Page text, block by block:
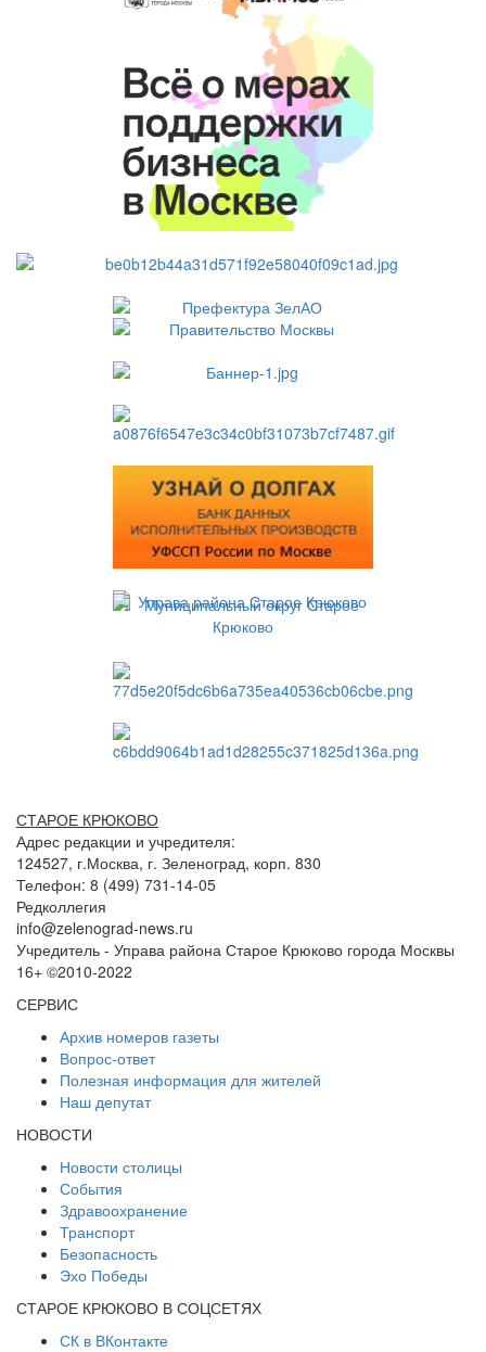
СТАРОЕ КРЮКОВО
Адрес редакции и учредителя:
124527, г.Москва, г. Зеленоград, корп. 830
Телефон: 8 (499) 731-14-05
Редколлегия
info@zelenograd-news.ru
Учредитель - Управа района Старое Крюково города Москвы
16+ ©2010-2022
СЕРВИС
Архив номеров газеты
Вопрос-ответ
Полезная информация для жителей
Наш депутат
НОВОСТИ
Новости столицы
События
Здравоохранение
Транспорт
Безопасность
Эхо Победы
СТАРОЕ КРЮКОВО В СОЦСЕТЯХ
СК в ВКонтакте